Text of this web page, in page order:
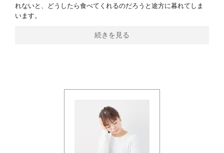
れないと、どうしたら食べてくれるのだろうと途方に暮れてしま
います。
続きを見る